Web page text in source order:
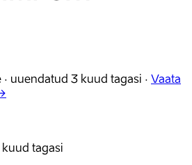
uuendatud 3 kuud tagasi · Vaata
tagasi